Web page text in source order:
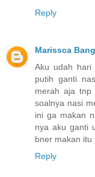
Reply
Marissca
Aku udah hari
putih ganti
merah aja tnp
soalnya nasi
ini ga makan
nya aku ganti
bner makan itu
Reply